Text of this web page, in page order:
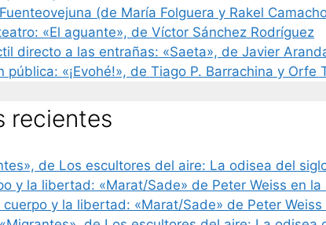
(de María Folguera y Rakel
«El aguante», de Víctor Sánchez Rodríguez
directo a las entrañas: «Saeta», de Javier
pública: «¡Evohé!», de Tiago P. Barrachina y Orfe
recientes
de Los escultores del aire: La odisea del
y la libertad: «Marat/Sade» de Peter Weiss en
cuerpo y la libertad: «Marat/Sade» de Peter